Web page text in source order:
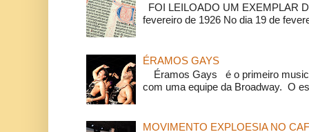
FOI LEILOADO UM EXEMPLAR
fevereiro de 1926 No dia 19 de
ÉRAMOS GAYS
Éramos Gays é o primeiro
com uma equipe da Broadway. O
MOVIMENTO EXPLOESIA NO